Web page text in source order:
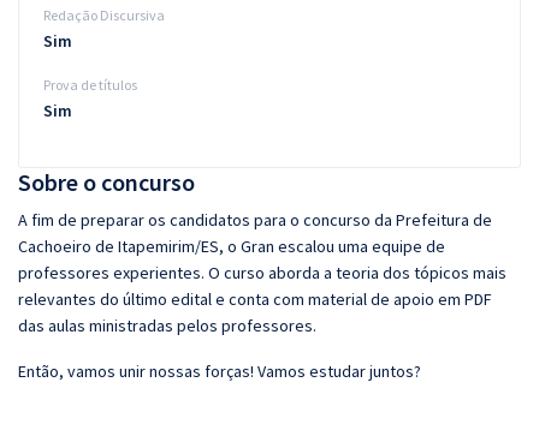
Sobre o concurso
A fim de preparar os candidatos para o concurso da Prefeitura de
Cachoeiro de Itapemirim/ES, o Gran escalou uma equipe de
professores experientes. O curso aborda a teoria dos tópicos mais
relevantes do último edital e conta com material de apoio em PDF
das aulas ministradas pelos professores.
Então, vamos unir nossas forças! Vamos estudar juntos?
Redação Discursiva
Sim
Prova de títulos
Sim